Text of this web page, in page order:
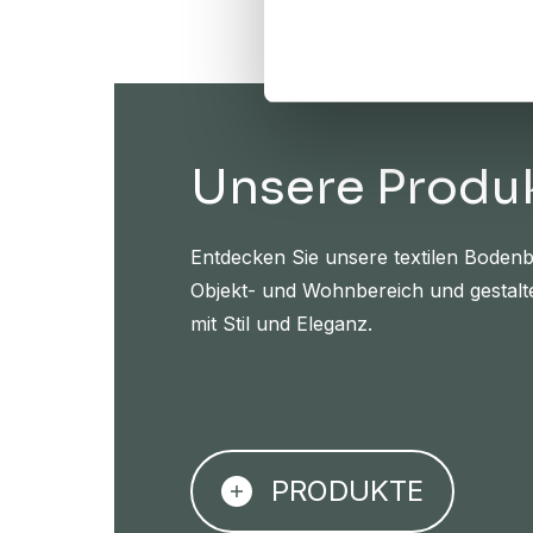
Unsere
Entdecken Sie unsere textilen
Objekt- und Wohnbereich und
mit Stil und Eleganz.
PRODUKTE